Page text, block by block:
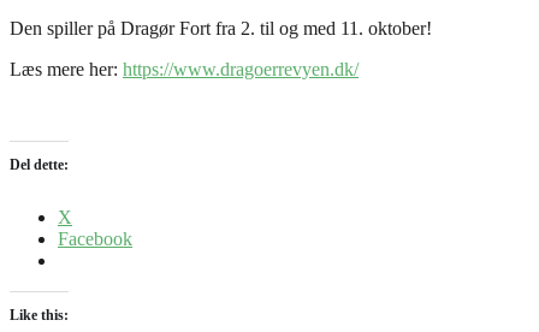
Den spiller på Dragør Fort fra 2. til og med 11. oktober!
Læs mere her: https://www.dragoerrevyen.dk/
Del dette:
X
Facebook
Like this: